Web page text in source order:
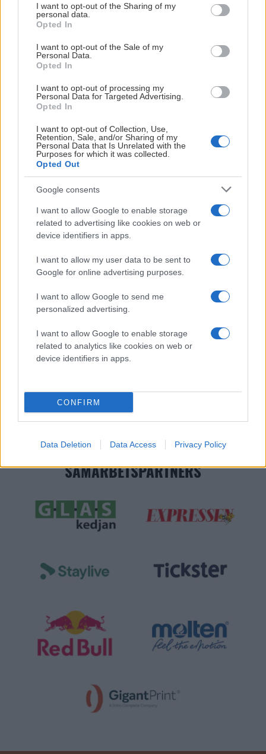
not limited to your visit or usage behaviour. You may click to
grant or deny consent to Google and its third-party tags to
use your data for below specified purposes in below Google
consent section.
I want to opt-out of the Sharing of my
personal data.
Opted In
I want to opt-out of the Sale of my
Personal Data.
Opted In
I want to opt-out of processing my
Personal Data for Targeted Advertising.
Opted In
I want to opt-out of Collection, Use,
Retention, Sale, and/or Sharing of my
Personal Data that Is Unrelated with the
Purposes for which it was collected.
Opted Out
Google consents
I want to allow Google to enable storage
related to advertising like cookies on web or
device identifiers in apps.
I want to allow my user data to be sent to
Google for online advertising purposes.
I want to allow Google to send me
personalized advertising.
I want to allow Google to enable storage
related to analytics like cookies on web or
device identifiers in apps.
CONFIRM
Data Deletion Data Access Privacy Policy
SBL Herr
FLEST MINUTER FLEST POÄNG
MOT
VS
KEASTON
WILLIS
cm
ALI
SOW
18.7 AVERAGE POINTS
3.7
AVERAGE TOTAL
REBOUNDS
4.1
2.1
AVERAGE
ASSISTS
SAMARBETSPARTNERS